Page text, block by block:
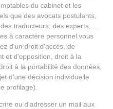
du cabinet et les
que des avocats postulants,
traducteurs, des experts, …
à caractère personnel vous
d'un droit d'accès, de
et d'opposition, droit à la
à la portabilité des données,
d'une décision individuelle
profilage).
ou d'adresser un mail aux